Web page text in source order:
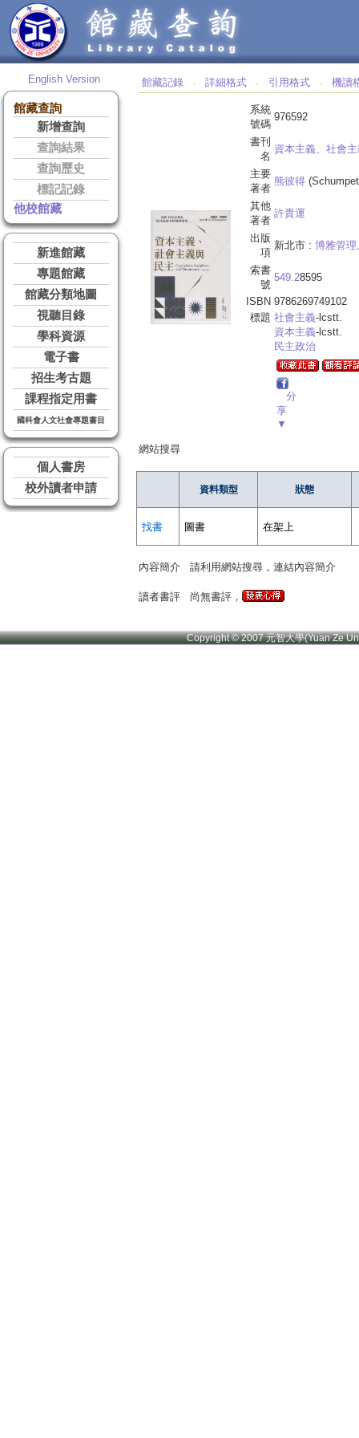
English Version
館藏查詢
新增查詢
查詢結果
查詢歷史
標記記錄
他校館藏
新進館藏
專題館藏
館藏分類地圖
視聽目錄
學科資源
電子書
招生考古題
課程指定用書
國科會人文社會專題書目
個人書房
校外讀者申請
館藏記錄 ‧ 詳細格式 ‧ 引用格式 ‧ 機讀
系統
號碼
976592
書刊
名
資本主義、社會
主要
著者
熊彼得
其他
著者
許貴運
出版
項
新北市 : 博雅管理,
索書
號
549.28595
ISBN 9786269749102
標題 社會主義-lcstt.
資本主義-lcstt.
民主政治
分
享
▼
網站搜尋
資料類型 狀態
找書 圖書 在架上
內容簡介 請利用網站搜尋，連結內容簡介
讀者書評 尚無書評，
Copyright © 2007 元智大學(Yuan Ze